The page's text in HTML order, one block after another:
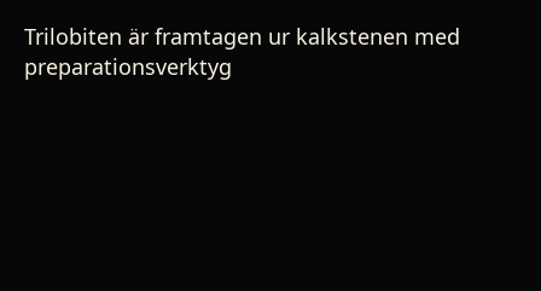
Trilobiten är framtagen ur kalkstenen med
preparationsverktyg